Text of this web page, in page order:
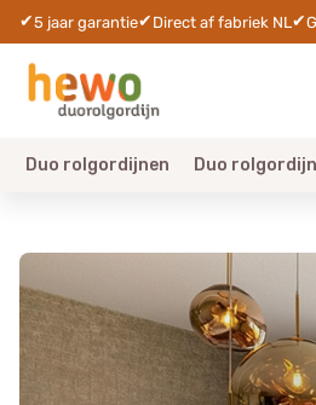
✔5 jaar garantie✔ Direct af fabriek NL✔
Duo rolgordijnen Duo